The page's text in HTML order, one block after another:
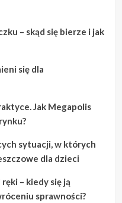
– skąd się bierze i jak
się dla
Jak Megapolis
sytuacji, w których
dla dzieci
– kiedy się ją
sprawności?